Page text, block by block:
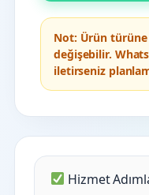
Not: Ürün
değişebilir.
iletirseniz
Hizmet